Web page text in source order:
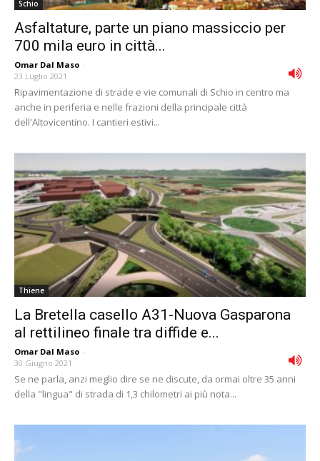
Schio
Asfaltature, parte un piano massiccio per
700 mila euro in città...
Omar Dal Maso -
23 Luglio 2021
Ripavimentazione di strade e vie comunali di Schio in centro ma
anche in periferia e nelle frazioni della principale città
dell'Altovicentino. I cantieri estivi...
Thiene
La Bretella casello A31-Nuova Gasparona
al rettilineo finale tra diffide e...
Omar Dal Maso -
30 Giugno 2021
Se ne parla, anzi meglio dire se ne discute, da ormai oltre 35 anni
della "lingua" di strada di 1,3 chilometri ai più nota...